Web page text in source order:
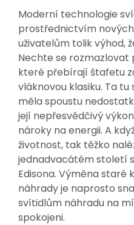
Moderní technologie
prostřednictvím
uživatelům tolik výhod,
Nechte se
které přebírají štafetu
vláknovou klasiku. Ta tu
měla spoustu
její nepřesvědčivý
nároky na energii. A
životnost, tak těžko
jednadvacátém století
Edisona. Výměna staré
náhrady je naprosto
svítidlům náhradu na
spokojeni.